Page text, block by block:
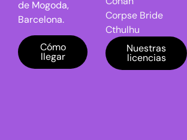
series
Gremlins
Harry
Potter
de Mogoda,
Barcelona.
Cómo
llegar
Corpse Bride
Cthulhu
DC Universe
Batman
Dragon Ball
Nuestras
licencias